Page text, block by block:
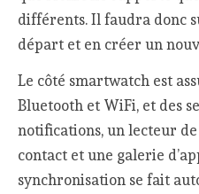
différents. Il faudra donc
départ et en créer un
Le côté smartwatch est
Bluetooth et WiFi, et des
notifications, un lecteur
contact et une galerie
synchronisation se fait